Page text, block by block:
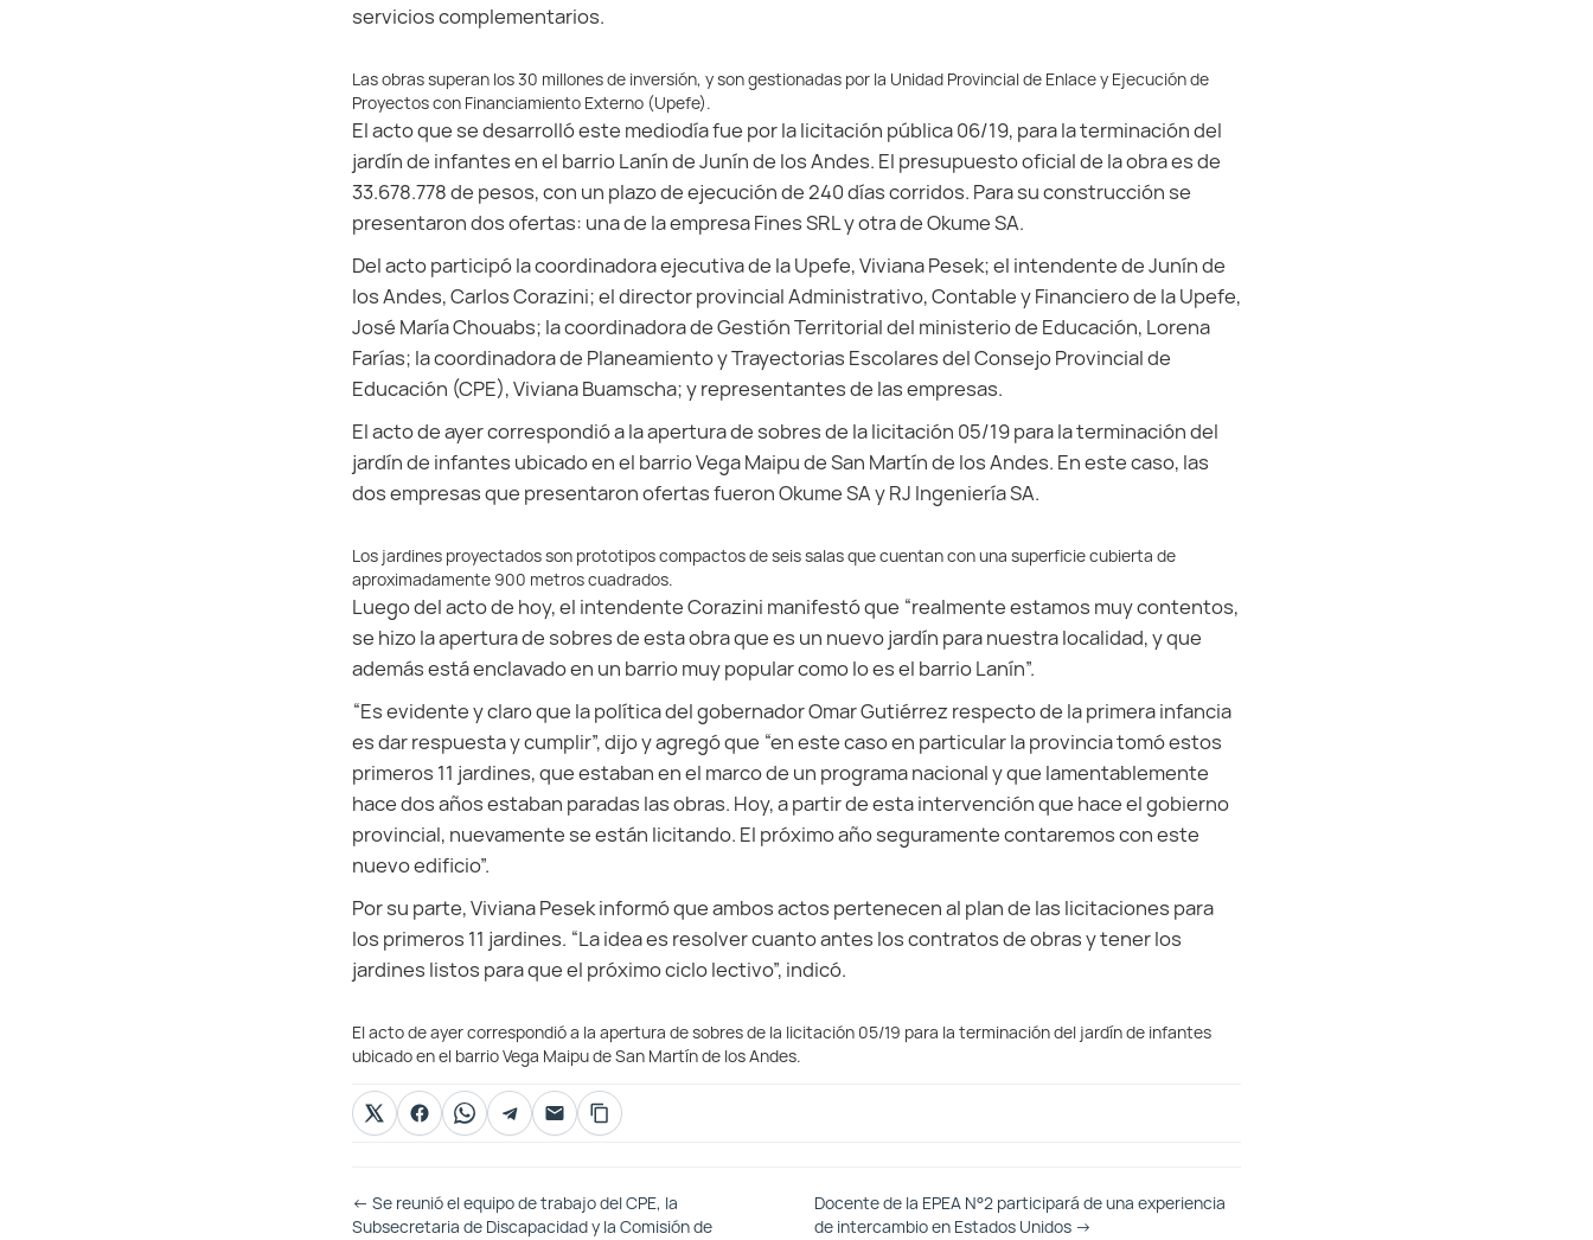
servicios complementarios.
Las obras superan los 30 millones de inversión, y son gestionadas por la Unidad Provincial de Enlace y Ejecución de
Proyectos con Financiamiento Externo (Upefe).
El acto que se desarrolló este mediodía fue por la licitación pública 06/19, para la terminación del
jardín de infantes en el barrio Lanín de Junín de los Andes. El presupuesto oficial de la obra es de
33.678.778 de pesos, con un plazo de ejecución de 240 días corridos. Para su construcción se
presentaron dos ofertas: una de la empresa Fines SRL y otra de Okume SA.
Del acto participó la coordinadora ejecutiva de la Upefe, Viviana Pesek; el intendente de Junín de
los Andes, Carlos Corazini; el director provincial Administrativo, Contable y Financiero de la Upefe,
José María Chouabs; la coordinadora de Gestión Territorial del ministerio de Educación, Lorena
Farías; la coordinadora de Planeamiento y Trayectorias Escolares del Consejo Provincial de
Educación (CPE), Viviana Buamscha; y representantes de las empresas.
El acto de ayer correspondió a la apertura de sobres de la licitación 05/19 para la terminación del
jardín de infantes ubicado en el barrio Vega Maipu de San Martín de los Andes. En este caso, las
dos empresas que presentaron ofertas fueron Okume SA y RJ Ingeniería SA.
Los jardines proyectados son prototipos compactos de seis salas que cuentan con una superficie cubierta de
aproximadamente 900 metros cuadrados.
Luego del acto de hoy, el intendente Corazini manifestó que “realmente estamos muy contentos,
se hizo la apertura de sobres de esta obra que es un nuevo jardín para nuestra localidad, y que
además está enclavado en un barrio muy popular como lo es el barrio Lanín”.
“Es evidente y claro que la política del gobernador Omar Gutiérrez respecto de la primera infancia
es dar respuesta y cumplir”, dijo y agregó que “en este caso en particular la provincia tomó estos
primeros 11 jardines, que estaban en el marco de un programa nacional y que lamentablemente
hace dos años estaban paradas las obras. Hoy, a partir de esta intervención que hace el gobierno
provincial, nuevamente se están licitando. El próximo año seguramente contaremos con este
nuevo edificio”.
Por su parte, Viviana Pesek informó que ambos actos pertenecen al plan de las licitaciones para
los primeros 11 jardines. “La idea es resolver cuanto antes los contratos de obras y tener los
jardines listos para que el próximo ciclo lectivo”, indicó.
El acto de ayer correspondió a la apertura de sobres de la licitación 05/19 para la terminación del jardín de infantes
ubicado en el barrio Vega Maipu de San Martín de los Andes.
Otras
Entradas
← Se reunió el equipo de trabajo del CPE, la
Subsecretaria de Discapacidad y la Comisión de
Docente de la EPEA N°2 participará de una experiencia
de intercambio en Estados Unidos →